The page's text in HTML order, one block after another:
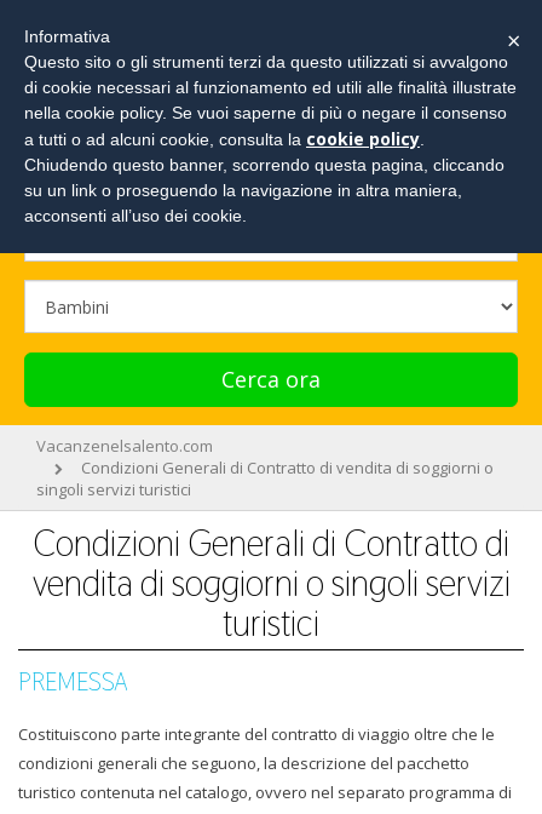
Cerca la tua vacanza e richiedi un preventivo!
Cerca ora
Vacanzenelsalento.com
Condizioni Generali di Contratto di vendita di soggiorni o
singoli servizi turistici
Condizioni Generali di Contratto di
vendita di soggiorni o singoli servizi
turistici
PREMESSA
Costituiscono parte integrante del contratto di viaggio oltre che le
condizioni generali che seguono, la descrizione del pacchetto
turistico contenuta nel catalogo, ovvero nel separato programma di
×
Informativa
Questo sito o gli strumenti terzi da questo utilizzati si avvalgono
di cookie necessari al funzionamento ed utili alle finalità illustrate
nella cookie policy. Se vuoi saperne di più o negare il consenso
a tutti o ad alcuni cookie, consulta la cookie policy
Chiudendo questo banner, scorrendo questa pagina, cliccando
su un link o proseguendo la navigazione in altra maniera,
acconsenti all’uso dei cookie.